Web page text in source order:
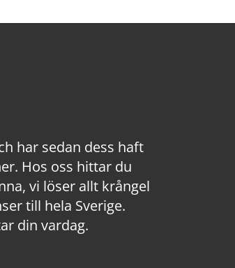
har sedan dess haft
Hos oss hittar du
vi löser allt krångel
till hela Sverige.
din vardag.